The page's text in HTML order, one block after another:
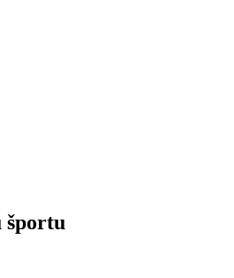
športu